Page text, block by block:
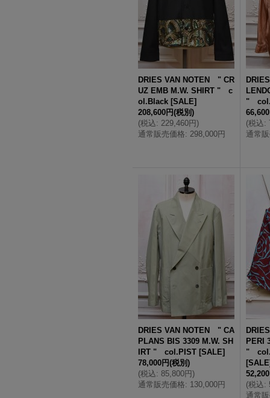
DRIES VAN NOTEN " CR
UZ EMB M.W. SHIRT " c
ol.Black [SALE]
208,600円(税別)
(税込: 229,460円)
通常販売価格: 298,000円
"
(税込:
通常
DRIES VAN NOTEN " CA
PLANS BIS 3309 M.W. SH
IRT " col.PIST [SALE]
78,000円(税別)
(税込: 85,800円)
通常販売価格: 130,000円
PERI
"
[SALE
(税込:
通常